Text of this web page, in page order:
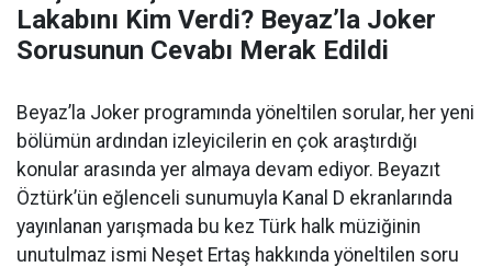
Lakabını Kim Verdi? Beyaz’la Joker
Sorusunun Cevabı Merak Edildi
Beyaz’la Joker programında yöneltilen sorular, her yeni
bölümün ardından izleyicilerin en çok araştırdığı
konular arasında yer almaya devam ediyor. Beyazıt
Öztürk’ün eğlenceli sunumuyla Kanal D ekranlarında
yayınlanan yarışmada bu kez Türk halk müziğinin
unutulmaz ismi Neşet Ertaş hakkında yöneltilen soru